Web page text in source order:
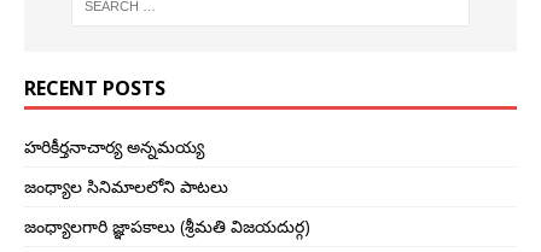
RECENT POSTS
హరికీర్తనాచార్య అన్నమయ్య
జంధ్యాల సినిమాలలోని పాటలు
జంధ్యాలగారి జ్ఞాపకాలు (శ్రీమతి విజయదుర్గ)